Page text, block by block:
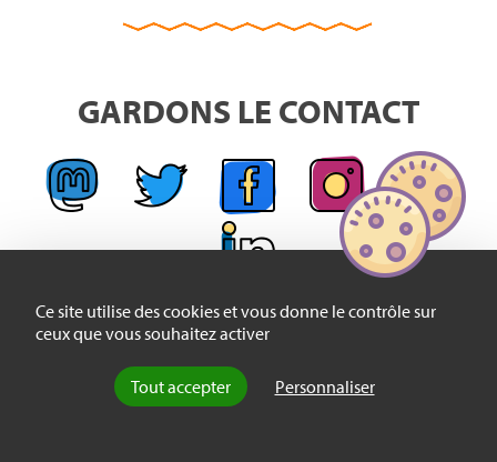
Ce site utilise des cookies et vous donne le contrôle sur
ceux que vous souhaitez activer
Tout accepter Personnaliser
GARDONS LE CONTACT